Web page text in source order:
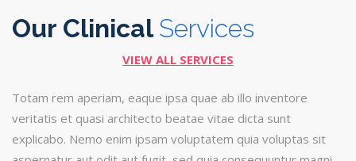
Our ClinicalServices
VIEW ALL SERVICES
Totam rem aperiam, eaque ipsa quae ab illo inventore
veritatis et quasi architecto beatae vitae dicta sunt
explicabo. Nemo enim ipsam voluptatem quia voluptas sit